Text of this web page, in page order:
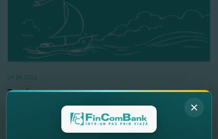
09.08.2023
Tender pentru procurarea
licenţei/subscripţiei la Platforma de training
on-line în domeniul Securităţii
Informaţionale şi Simulator atacurilor de tip
phishing de către FinComBank S.A.